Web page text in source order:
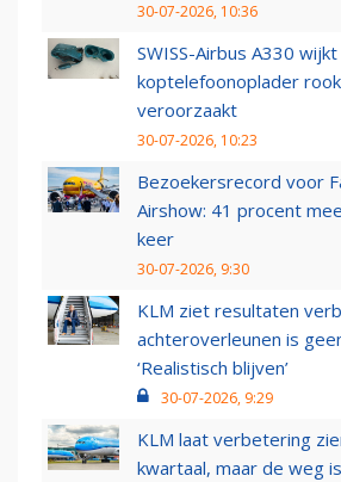
30-07-2026, 10:36
SWISS-Airbus A330
koptelefoonoplader
veroorzaakt
30-07-2026, 10:23
Bezoekersrecord voor
Airshow: 41 procent
keer
30-07-2026, 9:30
KLM ziet resultaten
achteroverleunen is
‘Realistisch blijven’
30-07-2026, 9:29
KLM laat verbetering
kwartaal, maar de weg